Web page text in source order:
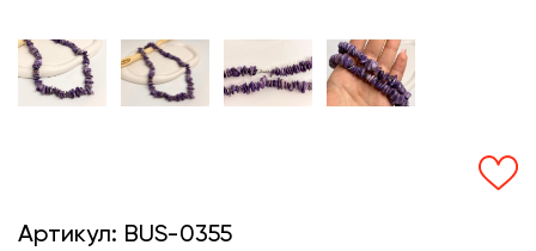
Артикул: BUS-0355